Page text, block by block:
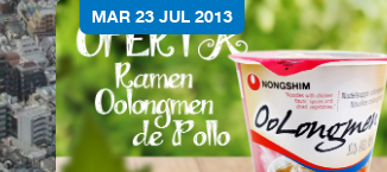
MAR 23 JUL 2013